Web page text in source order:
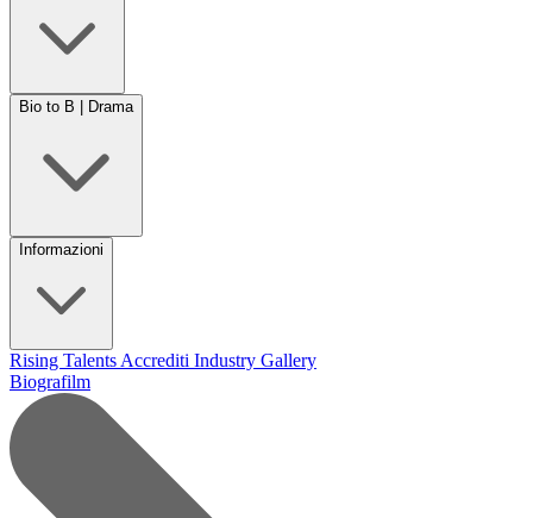
Bio to B | Drama
Informazioni
Rising Talents Accrediti Industry Gallery
Biografilm